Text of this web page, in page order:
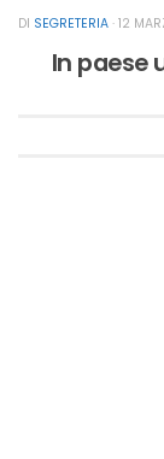
DI SEGRETERIA · 12
In paese